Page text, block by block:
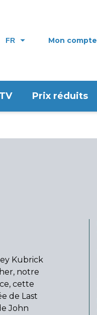
FR Mon compte
Prix réduits
Kubrick
notre
cette
de Last
John